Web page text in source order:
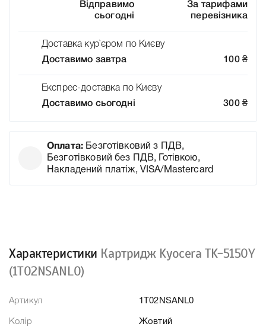
Відправимо
сьогодні
За тарифами
перевізника
Доставка кур`єром по Києву
Доставимо завтра
100 ₴
Експрес-доставка по Києву
Доставимо сьогодні
300 ₴
Оплата: Безготівковий з ПДВ,
Безготівковий без ПДВ, Готівкою,
Накладений платіж, VISA/Mastercard
Характеристики Картридж Kyocera TK-5150Y
(1T02NSANL0)
Артикул 1T02NSANL0
Колір Жовтий